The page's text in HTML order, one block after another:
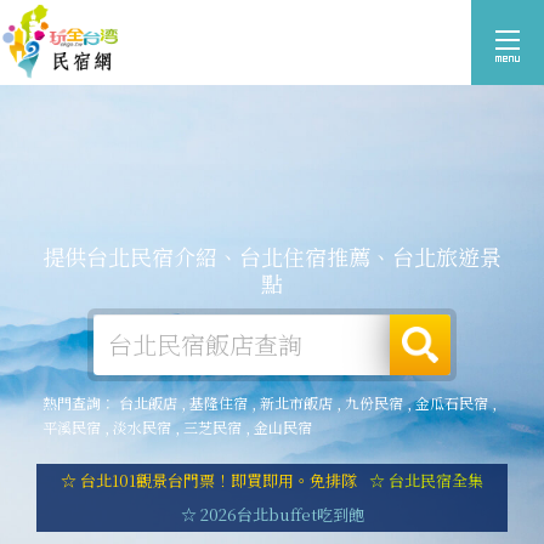
提供台北民宿介紹、台北住宿推薦、台北旅遊景
點
熱門查詢：台北飯店,基隆住宿,新北市飯店,九份民宿,金瓜石民宿,
平溪民宿
淡水民宿 三芝民宿 金山民宿
☆ 台北101觀景台門票！即買即用。免排隊 ☆ 台北民宿全集
☆ 2026台北buffet吃到飽